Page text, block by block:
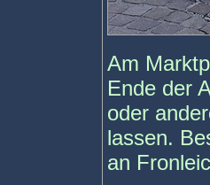
Am
Ende der
oder
lassen.
an